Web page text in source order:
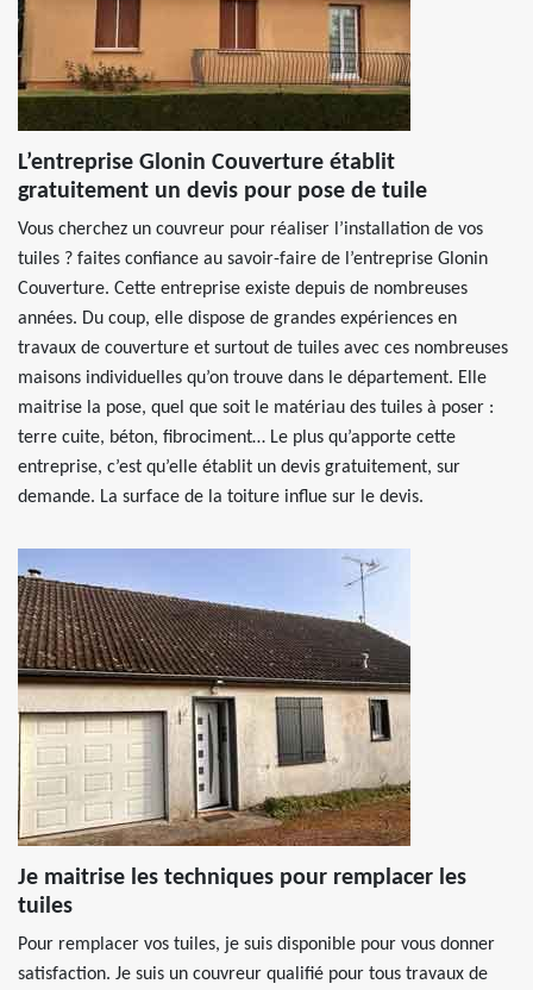
L’entreprise Glonin Couverture établit
gratuitement un devis pour pose de tuile
Vous cherchez un couvreur pour réaliser l’installation de vos
tuiles ? faites confiance au savoir-faire de l’entreprise Glonin
Couverture. Cette entreprise existe depuis de nombreuses
années. Du coup, elle dispose de grandes expériences en
travaux de couverture et surtout de tuiles avec ces nombreuses
maisons individuelles qu’on trouve dans le département. Elle
maitrise la pose, quel que soit le matériau des tuiles à poser :
terre cuite, béton, fibrociment… Le plus qu’apporte cette
entreprise, c’est qu’elle établit un devis gratuitement, sur
demande. La surface de la toiture influe sur le devis.
Je maitrise les techniques pour remplacer les
tuiles
Pour remplacer vos tuiles, je suis disponible pour vous donner
satisfaction. Je suis un couvreur qualifié pour tous travaux de